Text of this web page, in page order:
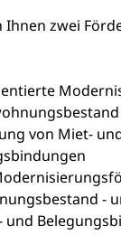
Ihnen zwei
von Miet-
-
und